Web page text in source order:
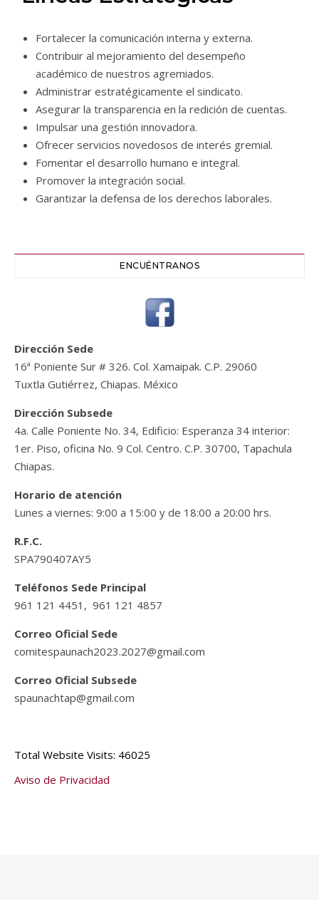
Fortalecer la comunicación interna y externa.
Contribuir al mejoramiento del desempeño
académico de nuestros agremiados.
Administrar estratégicamente el sindicato.
Asegurar la transparencia en la redición de cuentas.
Impulsar una gestión innovadora.
Ofrecer servicios novedosos de interés gremial.
Fomentar el desarrollo humano e integral.
Promover la integración social.
Garantizar la defensa de los derechos laborales.
ENCUÉNTRANOS
Dirección Sede
16ª Poniente Sur # 326. Col. Xamaipak. C.P. 29060
Tuxtla Gutiérrez, Chiapas. México
Dirección Subsede
4a. Calle Poniente No. 34, Edificio: Esperanza 34 interior:
1er. Piso, oficina No. 9 Col. Centro. C.P. 30700, Tapachula
Chiapas.
Horario de atención
Lunes a viernes: 9:00 a 15:00 y de 18:00 a 20:00 hrs.
R.F.C.
SPA790407AY5
Teléfonos Sede Principal
961 121 4451, 961 121 4857
Correo Oficial Sede
comitespaunach2023.2027@gmail.com
Correo Oficial Subsede
spaunachtap@gmail.com
Total Website Visits: 46025
Aviso de Privacidad